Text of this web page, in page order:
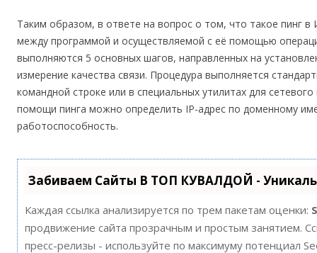
Таким образом, в ответе на вопрос о том, что такое пинг
между программой и осуществляемой с её помощью
выполняются 5 основных шагов, направленных на
измерение качества связи. Процедура выполняется
командной строке или в специальных утилитах для
помощи пинга можно определить IP-адрес по доменному
работоспособность.
Забиваем Сайты В ТОП КУВАЛДОЙ -
Каждая ссылка анализируется по трем пакетам оценки:
продвижение сайта прозрачным и простым занятием.
пресс-релизы - используйте по максимуму потенциал